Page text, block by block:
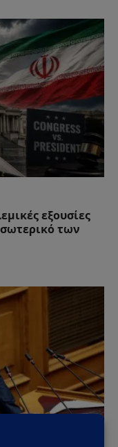
εξουσίες
των